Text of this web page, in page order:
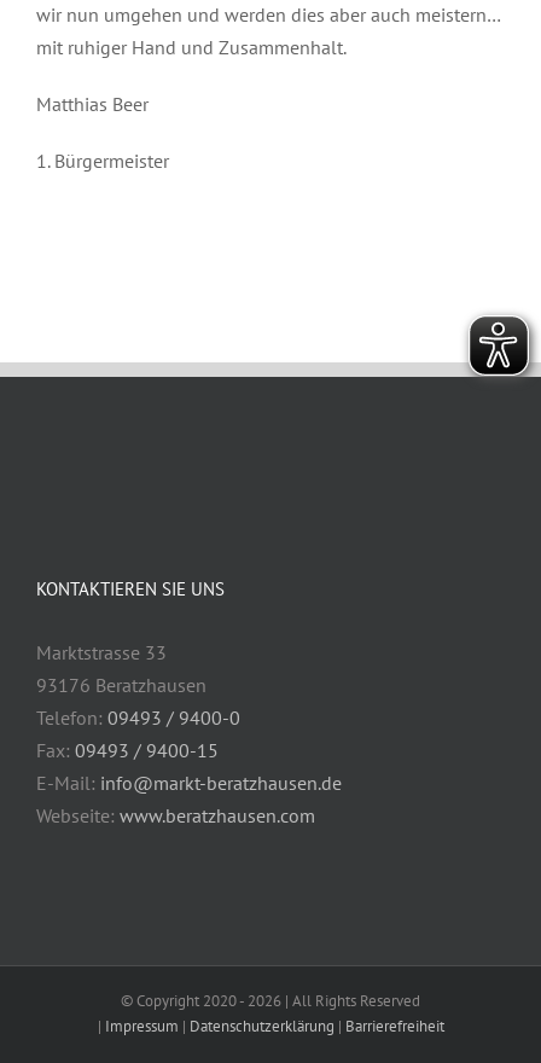
wir nun umgehen und werden dies aber auch meistern…
mit ruhiger Hand und Zusammenhalt.
Matthias Beer
1. Bürgermeister
KONTAKTIEREN SIE UNS
Marktstrasse 33
93176 Beratzhausen
Telefon: 09493 / 9400-0
Fax: 09493 / 9400-15
E-Mail: info@markt-beratzhausen.de
Webseite: www.beratzhausen.com
© Copyright 2020 - 2026 | All Rights Reserved
| Impressum | Datenschutzerklärung | Barrierefreiheit